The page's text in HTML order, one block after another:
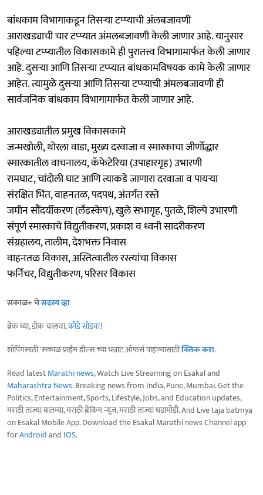
बांधकाम विभागाकडून तिसऱ्या टप्प्याची अंलबजावणी
आराखड्याची चार टप्प्यात अंमलबजावणी केली जाणार आहे. यानुसार
पहिल्या टप्प्यातील विकासकामे ही पुरातत्त्व विभागामार्फत केली जाणार
आहे. दुसऱ्या आणि तिसऱ्या टप्प्यात बांधकामविषयक कामे केली जाणार
आहेत. त्यामुळे दुसऱ्या आणि तिसऱ्या टप्प्याची अंमलबजावणी ही
सार्वजनिक बांधकाम विभागामार्फत केली जाणार आहे.
आराखड्यातील प्रमुख विकासकामे
जन्मखोली, थोरला वाडा, मुख्य दरवाजा व स्मारकाचा जीर्णोद्धार
स्मारकातील वाचनालय, कॅफेटेरिया (उपाहारगृह) उभारणी
रामघाट, चांदोली घाट आणि त्याकडे जाणारा दरवाजा व पायऱ्या
संरक्षित भिंत, वाहनतळ, पदपथ, अंतर्गत रस्ते
जमीन सौंदर्यीकरण (लॅंडस्केप), खुले सभागृह, पुतळे, शिल्पे उभारणी
संपूर्ण स्मारकाचे विद्युतीकरण, प्रकाश व ध्वनी सादरीकरण
संग्रहालय, तालीम, देशभक्त निवास
वाहनतळ विकास, अस्तित्वातील रस्त्यांचा विकास
फर्निचर, विद्युतीकरण, परिसर विकास
सकाळ+ चेसदस्य व्हा
ब्रेक घ्या, डोकं चालवा,कोडे सोडवा!
शॉपिंगसाठी 'सकाळ प्राईम डील्स'च्या भन्नाट ऑफर्स पाहण्यासाठीक्लिक करा.
Read latestMarathi news, Watch Live Streaming on Esakal and
Maharashtra News. Breaking news from India, Pune, Mumbai. Get the
Politics, Entertainment, Sports, Lifestyle, Jobs, and Education updates,
मराठी ताज्या बातम्या, मराठी ब्रेकिंग न्यूज, मराठी ताज्या घडामोडी. And Live taja batmya
on Esakal Mobile App. Download the Esakal Marathi news Channel app
forAndroidand IOS.